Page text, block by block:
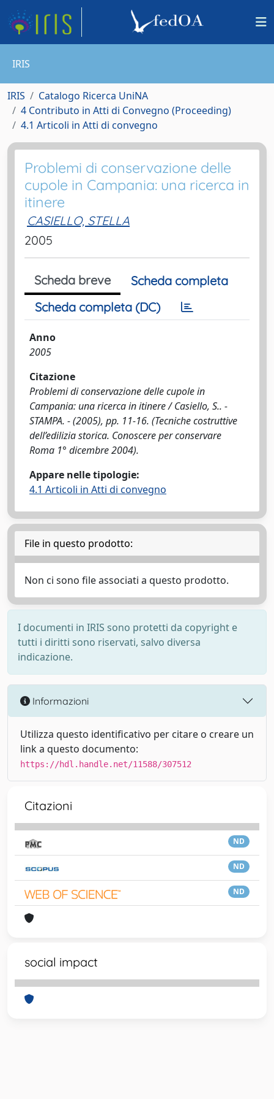
IRIS
IRIS
Catalogo Ricerca UniNA
4 Contributo in Atti di Convegno (Proceeding)
4.1 Articoli in Atti di convegno
Problemi di conservazione delle
cupole in Campania: una ricerca in
itinere
CASIELLO, STELLA
2005
Scheda breve
Scheda completa
Scheda completa (DC)
Anno
2005
Citazione
Problemi di conservazione delle cupole in
Campania: una ricerca in itinere / Casiello, S.. -
STAMPA. - (2005), pp. 11-16. (Tecniche costruttive
dell’edilizia storica. Conoscere per conservare
Roma 1° dicembre 2004).
Appare nelle tipologie:
4.1 Articoli in Atti di convegno
File in questo prodotto:
Non ci sono file associati a questo prodotto.
I documenti in IRIS sono protetti da copyright e
tutti i diritti sono riservati, salvo diversa
indicazione.
Informazioni
Utilizza questo identificativo per citare o creare un
link a questo documento:
https://hdl.handle.net/11588/307512
Citazioni
ND
ND
ND
social impact